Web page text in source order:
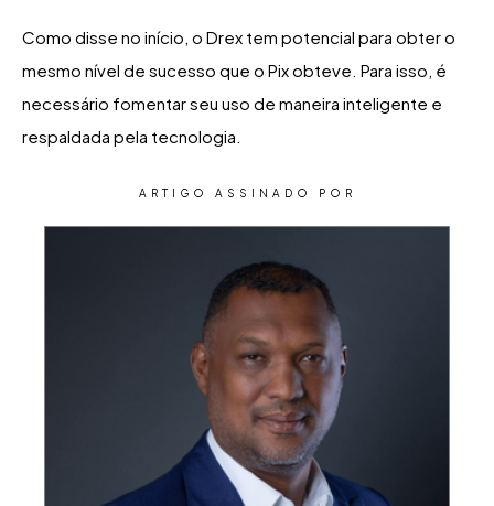
Como disse no início, o Drex tem potencial para obter o
mesmo nível de sucesso que o Pix obteve. Para isso, é
necessário fomentar seu uso de maneira inteligente e
respaldada pela tecnologia.
ARTIGO ASSINADO POR